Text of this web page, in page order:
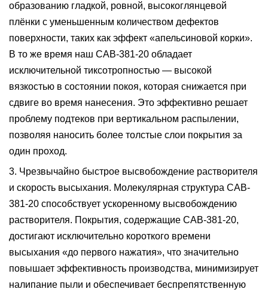
образованию гладкой, ровной, высокоглянцевой
плёнки с уменьшенным количеством дефектов
поверхности, таких как эффект «апельсиновой корки».
В то же время наш CAB-381-20 обладает
исключительной тиксотропностью — высокой
вязкостью в состоянии покоя, которая снижается при
сдвиге во время нанесения. Это эффективно решает
проблему подтеков при вертикальном распылении,
позволяя наносить более толстые слои покрытия за
один проход.
3. Чрезвычайно быстрое высвобождение растворителя
и скорость высыхания. Молекулярная структура CAB-
381-20 способствует ускоренному высвобождению
растворителя. Покрытия, содержащие CAB-381-20,
достигают исключительно короткого времени
высыхания «до первого нажатия», что значительно
повышает эффективность производства, минимизирует
налипание пыли и обеспечивает беспрепятственную